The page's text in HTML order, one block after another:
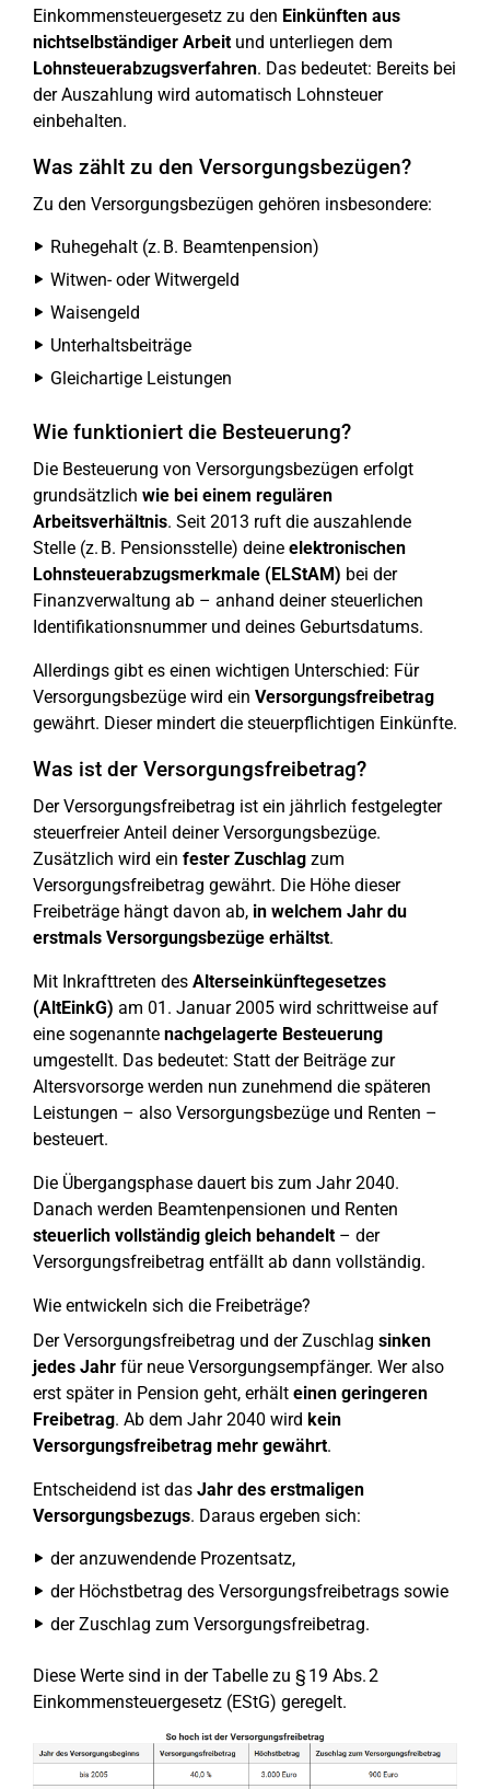
Einkommensteuergesetz zu den Einkünften aus
nichtselbständiger Arbeitund unterliegen dem
Lohnsteuerabzugsverfahren. Das bedeutet: Bereits bei
der Auszahlung wird automatisch Lohnsteuer
einbehalten.
Was zählt zu den Versorgungsbezügen?
Zu den Versorgungsbezügen gehören insbesondere:
Ruhegehalt (z. B. Beamtenpension)
Witwen- oder Witwergeld
Waisengeld
Unterhaltsbeiträge
Gleichartige Leistungen
Wie funktioniert die Besteuerung?
Die Besteuerung von Versorgungsbezügen erfolgt
grundsätzlich wie bei einem regulären
Arbeitsverhältnis. Seit 2013 ruft die auszahlende
Stelle (z. B. Pensionsstelle) deine elektronischen
Lohnsteuerabzugsmerkmale (ELStAM) bei der
Finanzverwaltung ab – anhand deiner steuerlichen
Identifikationsnummer und deines Geburtsdatums.
Allerdings gibt es einen wichtigen Unterschied: Für
Versorgungsbezüge wird ein Versorgungsfreibetrag
gewährt. Dieser mindert die steuerpflichtigen Einkünfte.
Was ist der Versorgungsfreibetrag?
Der Versorgungsfreibetrag ist ein jährlich festgelegter
steuerfreier Anteil deiner Versorgungsbezüge.
Zusätzlich wird ein fester Zuschlag zum
Versorgungsfreibetrag gewährt. Die Höhe dieser
Freibeträge hängt davon ab, in welchem Jahr du
erstmals Versorgungsbezüge erhältst.
Mit Inkrafttreten des Alterseinkünftegesetzes
(AltEinkG) am 01. Januar 2005 wird schrittweise auf
eine sogenannte nachgelagerte Besteuerung
umgestellt. Das bedeutet: Statt der Beiträge zur
Altersvorsorge werden nun zunehmend die späteren
Leistungen – also Versorgungsbezüge und Renten –
besteuert.
Die Übergangsphase dauert bis zum Jahr 2040.
Danach werden Beamtenpensionen und Renten
steuerlich vollständig gleich behandelt– der
Versorgungsfreibetrag entfällt ab dann vollständig.
Wie entwickeln sich die Freibeträge?
Der Versorgungsfreibetrag und der Zuschlag sinken
jedes Jahr für neue Versorgungsempfänger. Wer also
erst später in Pension geht, erhält einen geringeren
Freibetrag. Ab dem Jahr 2040 wird kein
Versorgungsfreibetrag mehr gewährt.
Entscheidend ist das Jahr des erstmaligen
Versorgungsbezugs. Daraus ergeben sich:
der anzuwendende Prozentsatz,
der Höchstbetrag des Versorgungsfreibetrags sowie
der Zuschlag zum Versorgungsfreibetrag.
Diese Werte sind in der Tabelle zu § 19 Abs. 2
Einkommensteuergesetz (EStG) geregelt.